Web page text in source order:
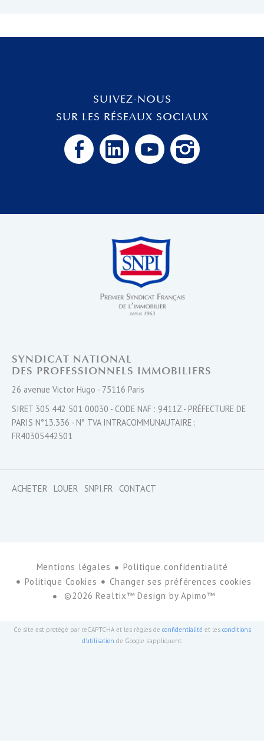
SYNDICAT NATIONAL
DES PROFESSIONNELS IMMOBILIERS
26 avenue Victor Hugo - 75116 Paris
SIRET 305 442 501 00030 - CODE NAF : 9411Z - PRÉFECTURE DE
PARIS N°13.336 - N° TVA INTRACOMMUNAUTAIRE :
FR40305442501
ACHETER LOUER SNPI.FR CONTACT
SUIVEZ-NOUS
SUR LES RÉSEAUX SOCIAUX
Mentions légales
Politique confidentialité
Politique Cookies
Changer ses préférences cookies
©2026 Realtix™ Design byApimo™
Ce site est protégé par reCAPTCHA et les règles de confidentialité et les conditions
d'utilisation de Google s'appliquent.